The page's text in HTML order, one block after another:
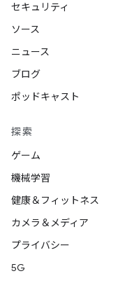
セキュリティ
ソース
ニュース
ブログ
ポッドキャスト
探索
ゲーム
機械学習
健康＆フィットネス
カメラ＆メディア
プライバシー
5G